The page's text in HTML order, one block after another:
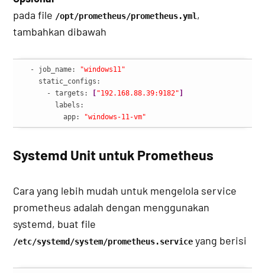
pada file /opt/prometheus/prometheus.yml,
tambahkan dibawah
  - job_name:
"windows11"
    static_configs:
      - targets:
[ "192.168.88.39:9182"]
        labels:
          app:
"windows-11-vm"
Systemd Unit untuk Prometheus
Cara yang lebih mudah untuk mengelola service
prometheus adalah dengan menggunakan
systemd, buat file
/etc/systemd/system/prometheus.service yang berisi